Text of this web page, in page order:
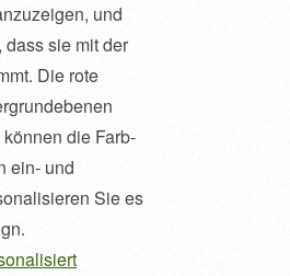
und
sie mit der
Die rote
die Farb-
ein- und
Sie es